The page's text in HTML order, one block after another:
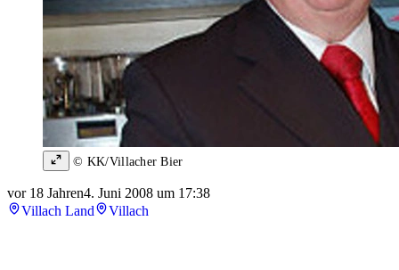
© KK/Villacher Bier
vor 18 Jahren4. Juni 2008 um 17:38
Villach Land
Villach